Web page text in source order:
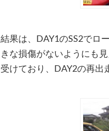
結果は、DAY1のSS2でロ
きな損傷がないようにも
受けており、DAY2の再出